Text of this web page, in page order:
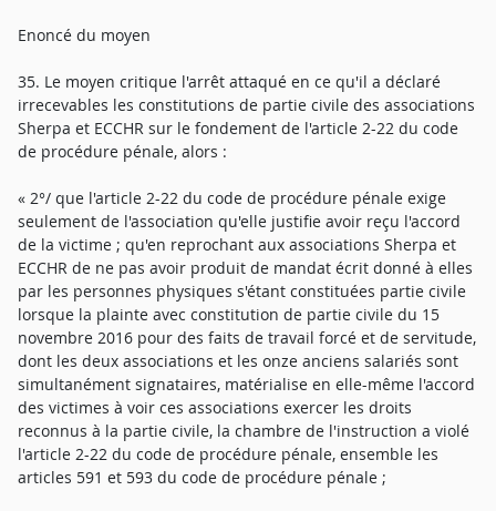
Enoncé du moyen
35. Le moyen critique l'arrêt attaqué en ce qu'il a déclaré
irrecevables les constitutions de partie civile des associations
Sherpa et ECCHR sur le fondement de l'article 2-22 du code
de procédure pénale, alors :
« 2°/ que l'article 2-22 du code de procédure pénale exige
seulement de l'association qu'elle justifie avoir reçu l'accord
de la victime ; qu'en reprochant aux associations Sherpa et
ECCHR de ne pas avoir produit de mandat écrit donné à elles
par les personnes physiques s'étant constituées partie civile
lorsque la plainte avec constitution de partie civile du 15
novembre 2016 pour des faits de travail forcé et de servitude,
dont les deux associations et les onze anciens salariés sont
simultanément signataires, matérialise en elle-même l'accord
des victimes à voir ces associations exercer les droits
reconnus à la partie civile, la chambre de l'instruction a violé
l'article 2-22 du code de procédure pénale, ensemble les
articles 591 et 593 du code de procédure pénale ;